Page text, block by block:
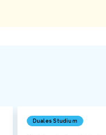
Duales Studium